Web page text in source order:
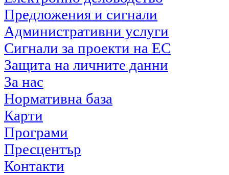
Предложения и сигнали
Административни услуги
Сигнали за проекти на ЕС
Защита на личните данни
За нас
Нормативна база
Карти
Програми
Пресцентър
Контакти